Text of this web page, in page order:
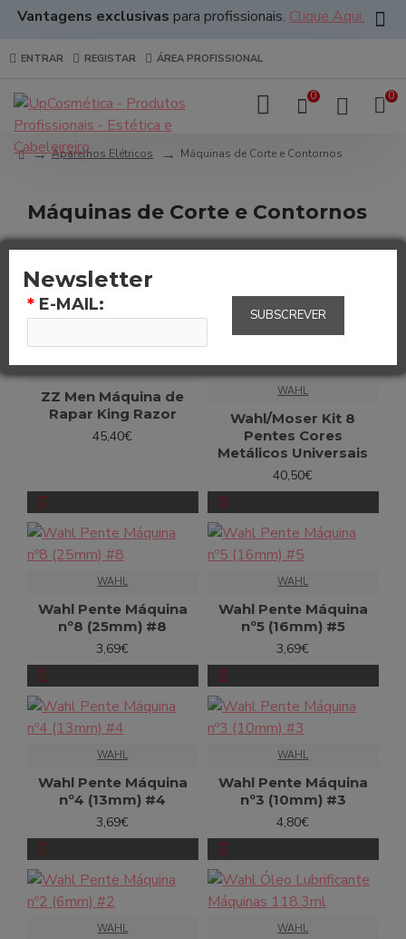
Vantagens exclusivas para profissionais. Clique Aqui.
ENTRAR REGISTAR ÁREA PROFISSIONAL
0 0
Aparelhos Elétricos Máquinas de Corte e Contornos
Máquinas de Corte e Contornos
UPGROUP
ZZ Men Máquina de
Rapar King Razor
45,40€
WAHL
Wahl/Moser Kit 8
Pentes Cores
Metálicos Universais
40,50€
WAHL
Wahl Pente Máquina
nº8 (25mm) #8
3,69€
WAHL
Wahl Pente Máquina
nº5 (16mm) #5
3,69€
WAHL
Wahl Pente Máquina
nº4 (13mm) #4
3,69€
WAHL
Wahl Pente Máquina
nº3 (10mm) #3
4,80€
WAHL WAHL
Newsletter
* E-MAIL:
SUBSCREVER